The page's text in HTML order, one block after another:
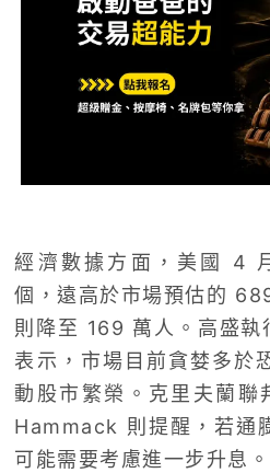
經濟數據方面，美國 4
個，遠高於市場預估的
則降至 169 萬人。高盛
表示，市場目前貪婪多於
動股市繁榮。克里夫蘭
Hammack 則提醒，若通
可能需要考慮進一步升息。